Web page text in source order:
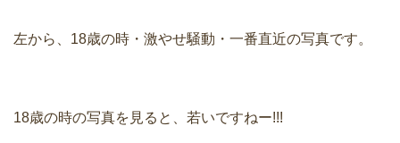
左から、18歳の時・激やせ騒動・一番直近の写真です。
18歳の時の写真を見ると、若いですねー!!!